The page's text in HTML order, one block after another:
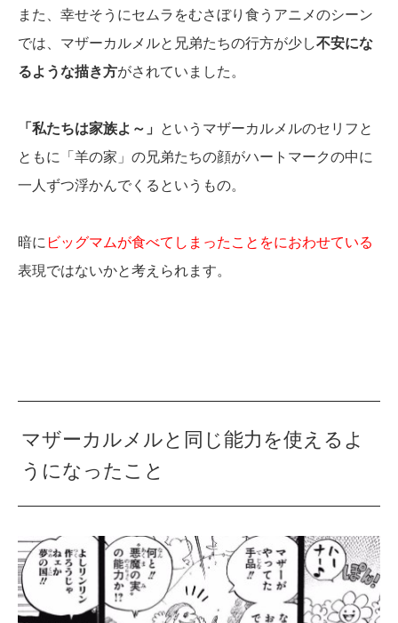
また、幸せそうにセムラをむさぼり食うアニメのシーン
では、マザーカルメルと兄弟たちの行方が少し不安にな
るような描き方がされていました。
「私たちは家族よ～」
というマザーカルメルのセリフと
ともに「羊の家」の兄弟たちの顔がハートマークの中に
一人ずつ浮かんでくるというもの。
暗に ビッグマムが食べてしまったことをにおわせている
表現ではないかと考えられます。
マザーカルメルと同じ能力を使えるよ
うになったこと